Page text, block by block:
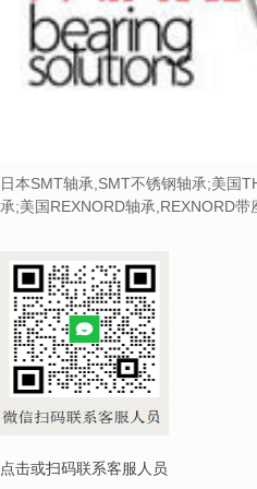
日本SMT轴承,SMT不锈钢轴承;美国
承;美国REXNORD轴承,REXNORD带
点击或扫码联系客服人员